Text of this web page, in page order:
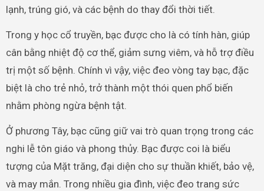
lạnh, trúng gió, và các bệnh do thay đổi thời tiết.
Trong y học cổ truyền, bạc được cho là có tính hàn, giúp
cân bằng nhiệt độ cơ thể, giảm sưng viêm, và hỗ trợ điều
trị một số bệnh. Chính vì vậy, việc đeo vòng tay bạc, đặc
biệt là cho trẻ nhỏ, trở thành một thói quen phổ biến
nhằm phòng ngừa bệnh tật.
Ở phương Tây, bạc cũng giữ vai trò quan trọng trong các
nghi lễ tôn giáo và phong thủy. Bạc được coi là biểu
tượng của Mặt trăng, đại diện cho sự thuần khiết, bảo vệ,
và may mắn. Trong nhiều gia đình, việc đeo trang sức